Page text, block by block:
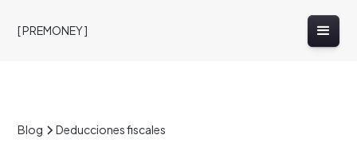
[ PREMONEY ]
Blog Deducciones fiscales